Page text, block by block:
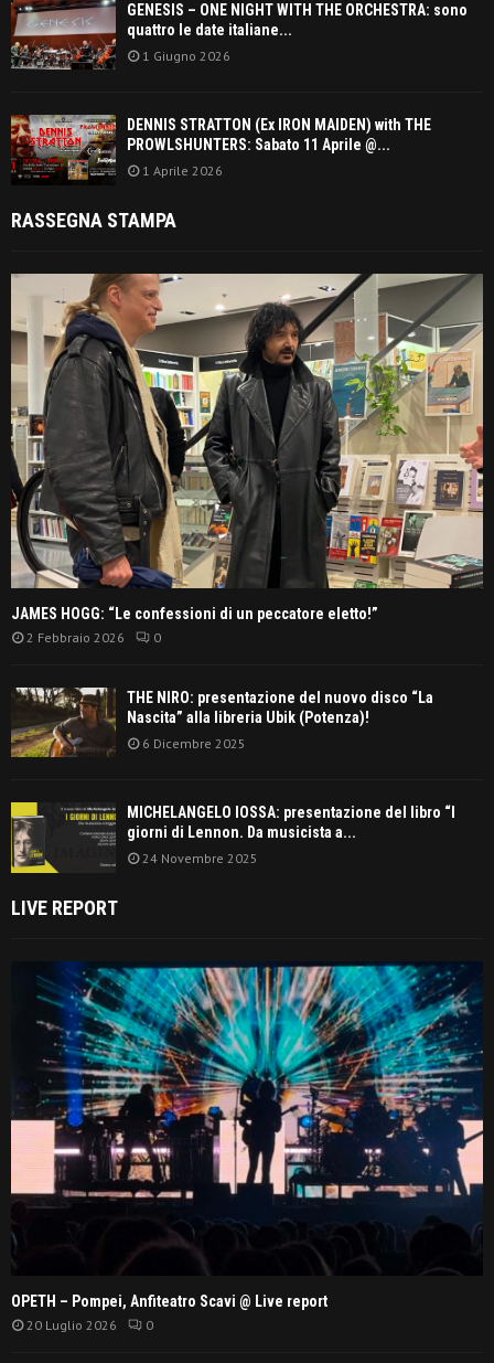
GENESIS – ONE NIGHT WITH THE ORCHESTRA: sono
quattro le date italiane...
1 Giugno 2026
DENNIS STRATTON (Ex IRON MAIDEN) with THE
PROWLSHUNTERS: Sabato 11 Aprile @...
1 Aprile 2026
RASSEGNA STAMPA
JAMES HOGG: “Le confessioni di un peccatore eletto!”
2 Febbraio 2026 0
THE NIRO: presentazione del nuovo disco “La
Nascita” alla libreria Ubik (Potenza)!
6 Dicembre 2025
MICHELANGELO IOSSA: presentazione del libro “I
giorni di Lennon. Da musicista a...
24 Novembre 2025
LIVE REPORT
OPETH – Pompei, Anfiteatro Scavi @ Live report
20 Luglio 2026 0